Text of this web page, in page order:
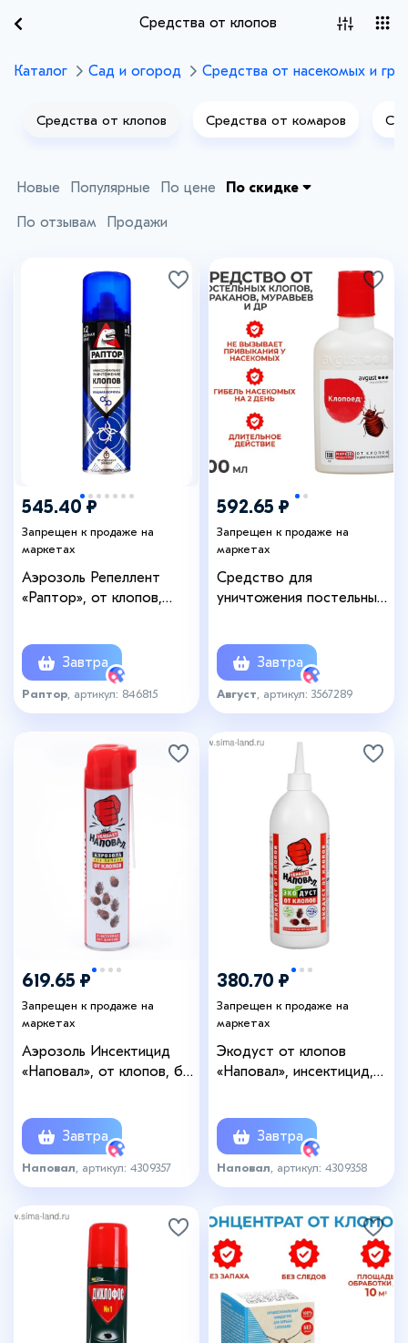
Средства от клопов
Каталог Сад и огород Средства от насекомых и
Средства от клопов Средства от комаров
Новые Популярные По цене По скидке
По отзывам Продажи
545.40 ₽
Запрещен к продаже на
маркетах
Аэрозоль Репеллент
«Раптор», от клопов,
Завтра
Раптор , артикул: 846815
592.65 ₽
Запрещен к продаже на
маркетах
Средство для
уничтожения постельных
100 млЗавтра
Август , артикул: 3567289
619.65 ₽
Запрещен к продаже на
маркетах
Аэрозоль Инсектицид
«Наповал», от клопов, без
Завтра
Наповал , артикул: 4309357
380.70 ₽
Запрещен к продаже на
маркетах
Экодуст от клопов
«Наповал», инсектицид,
Завтра
Наповал , артикул: 4309358